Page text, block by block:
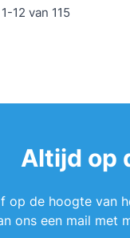
1-12 van 115
Altijd op
op de hoogte van
ons een mail met